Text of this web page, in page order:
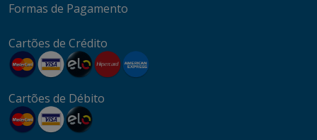
Formas de Pagamento
Cartões de Crédito
Cartões de Débito